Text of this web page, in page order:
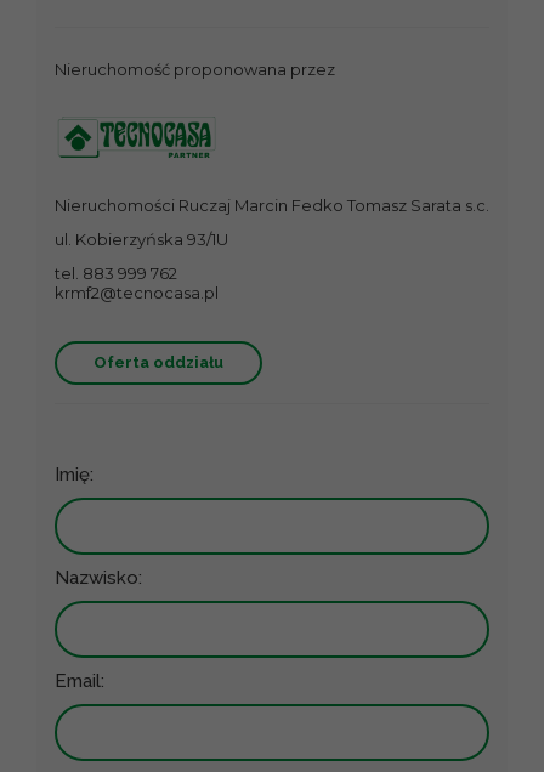
Nieruchomość proponowana przez
Nieruchomości Ruczaj Marcin Fedko Tomasz Sarata s.c.
ul. Kobierzyńska 93/1U
tel. 883 999 762
krmf2@tecnocasa.pl
Oferta oddziału
Imię:
Nazwisko:
Email: